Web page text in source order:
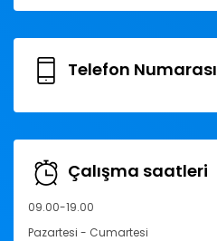
Telefon Numarası
Çalışma saatleri
09.00-19.00
Pazartesi - Cumartesi